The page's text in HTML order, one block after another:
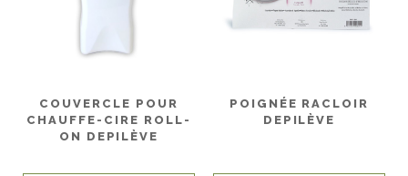
COUVERCLE POUR
CHAUFFE-CIRE ROLL-
ON DEPILÈVE
POIGNÉE RACLOIR
DEPILÈVE